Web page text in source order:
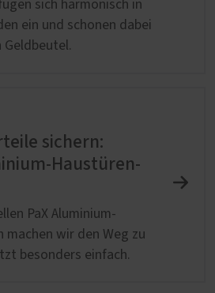
sich harmonisch in
ein und schonen dabei
sichern:
Haustüren-
PaX Aluminium-
machen wir den Weg zu
besonders einfach.